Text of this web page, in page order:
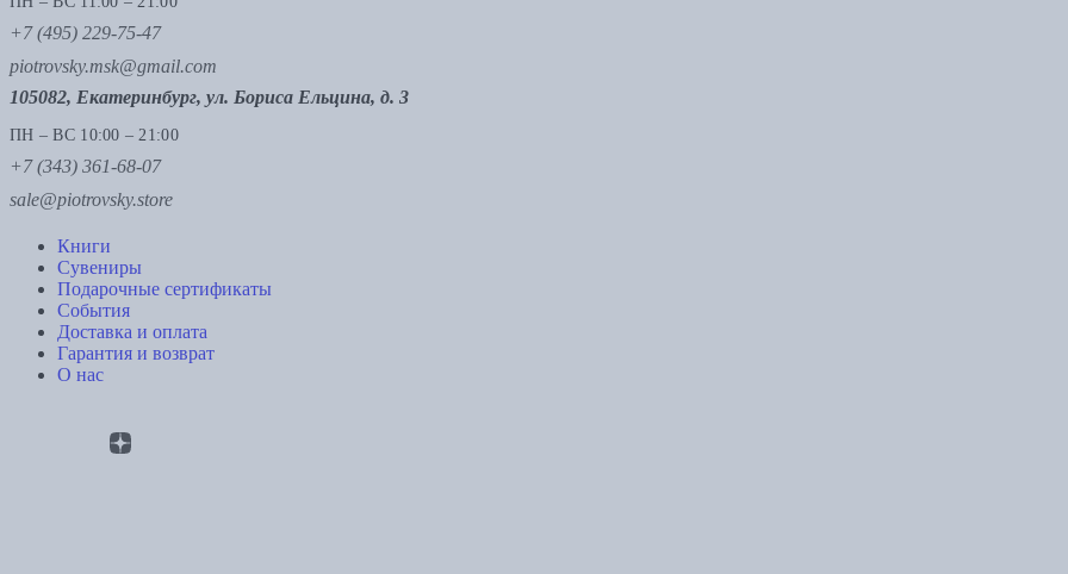
+7 (495) 229-75-47
piotrovsky.msk@gmail.com
105082, Екатеринбург, ул. Бориса Ельцина, д. 3
ПН – ВС 10:00 – 21:00
+7 (343) 361-68-07
sale@piotrovsky.store
Книги
Сувениры
Подарочные сертификаты
События
Доставка и оплата
Гарантия и возврат
О нас